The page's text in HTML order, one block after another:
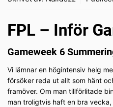
FPL – Inför
Gameweek 6
Vi lämnar en högintensiv helg
försöker reda ut allt som hänt
framöver. Om man tillförlitade
man troligtvis haft en bra